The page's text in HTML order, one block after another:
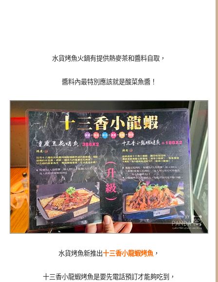
水貨烤魚火鍋有提供熱麥茶和醬料自取，
醬料內最特別應該就是酸菜魚醬！
水貨烤魚新推出十三香小龍蝦烤魚 ，
十三香小龍蝦烤魚是要先電話預訂才能夠吃到，